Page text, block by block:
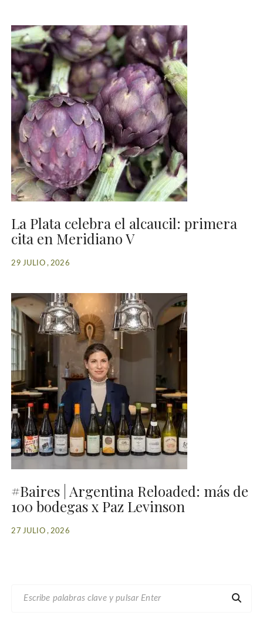
La Plata celebra el alcaucil: primera
cita en Meridiano V
29 JULIO , 2026
#Baires | Argentina Reloaded: más de
100 bodegas x Paz Levinson
27 JULIO , 2026